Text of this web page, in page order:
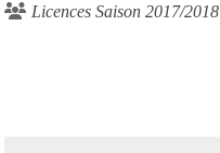
Licences Saison 2017/2018